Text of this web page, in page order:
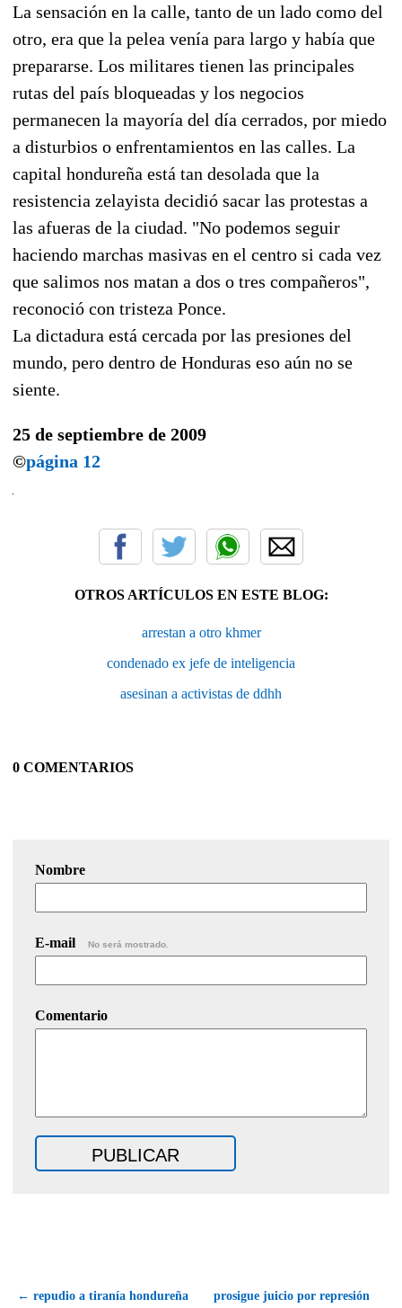
La sensación en la calle, tanto de un lado como del
otro, era que la pelea venía para largo y había que
prepararse. Los militares tienen las principales
rutas del país bloqueadas y los negocios
permanecen la mayoría del día cerrados, por miedo
a disturbios o enfrentamientos en las calles. La
capital hondureña está tan desolada que la
resistencia zelayista decidió sacar las protestas a
las afueras de la ciudad. "No podemos seguir
haciendo marchas masivas en el centro si cada vez
que salimos nos matan a dos o tres compañeros",
reconoció con tristeza Ponce.
La dictadura está cercada por las presiones del
mundo, pero dentro de Honduras eso aún no se
siente.
25 de septiembre de 2009
©página 12
OTROS ARTÍCULOS EN ESTE BLOG:
arrestan a otro khmer
condenado ex jefe de inteligencia
asesinan a activistas de ddhh
0 COMENTARIOS
Nombre
E-mail No será mostrado.
Comentario
← repudio a tiranía hondureña prosigue juicio por represión